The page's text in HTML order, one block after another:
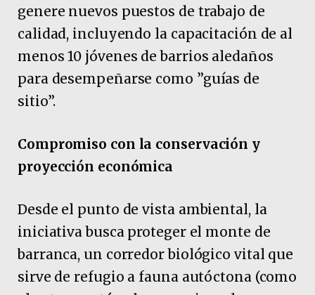
genere nuevos puestos de trabajo de
calidad, incluyendo la capacitación de al
menos 10 jóvenes de barrios aledaños
para desempeñarse como ”guías de
sitio”.
Compromiso con la conservación y
proyección económica
Desde el punto de vista ambiental, la
iniciativa busca proteger el monte de
barranca, un corredor biológico vital que
sirve de refugio a fauna autóctona (como